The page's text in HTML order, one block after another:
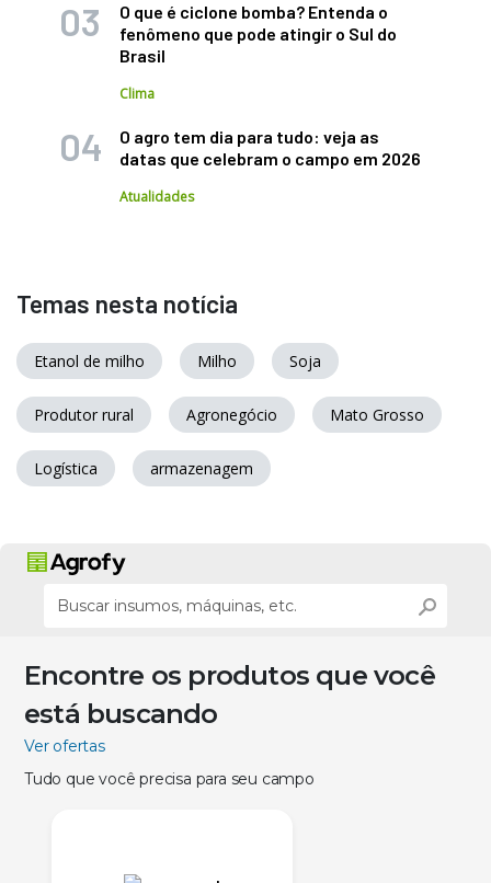
O que é ciclone bomba? Entenda o
fenômeno que pode atingir o Sul do
Brasil
Clima
O agro tem dia para tudo: veja as
datas que celebram o campo em 2026
Atualidades
Temas nesta notícia
Etanol de milho Milho Soja
Produtor rural Agronegócio Mato Grosso
Logística armazenagem
Encontre os produtos que você
está buscando
Ver ofertas
Tudo que você precisa para seu campo